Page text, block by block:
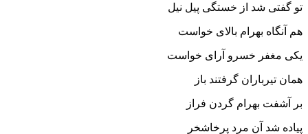
تو گفتى شد از خستگى پیل نیل‏
هم آنگاه بهرام بالاى خواست
یکى مغفر خسرو آراى خواست‏
همان تیرباران گرفتند باز
بر آشفت بهرام گردن فراز
پیاده شد آن مرد پرخاشخر